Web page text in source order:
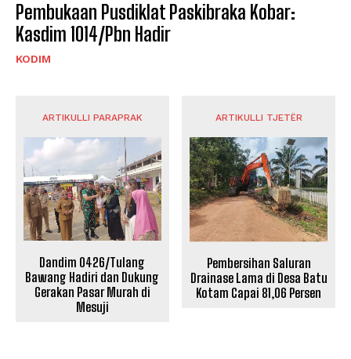
Pembukaan Pusdiklat Paskibraka Kobar:
Kasdim 1014/Pbn Hadir
KODIM
ARTIKULLI PARAPRAK
Dandim 0426/Tulang
Bawang Hadiri dan Dukung
Gerakan Pasar Murah di
Mesuji
ARTIKULLI TJETËR
Pembersihan Saluran
Drainase Lama di Desa Batu
Kotam Capai 81,06 Persen